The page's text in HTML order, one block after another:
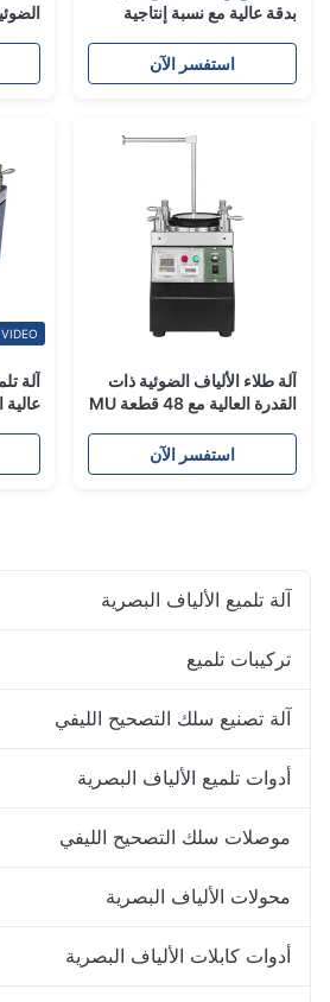
بدقة عالية مع نسبة إنتاجية
استفسر الآن
آلة طلاء الألياف الضوئية ذات
القدرة العالية مع 48 قطعة MU
استفسر الآن
VIDEO
آلة
عالية
آلة تلميع الألياف البصرية
تركيبات تلميع
آلة تصنيع سلك التصحيح الليفي
أدوات تلميع الألياف البصرية
موصلات سلك التصحيح الليفي
محولات الألياف البصرية
أدوات كابلات الألياف البصرية